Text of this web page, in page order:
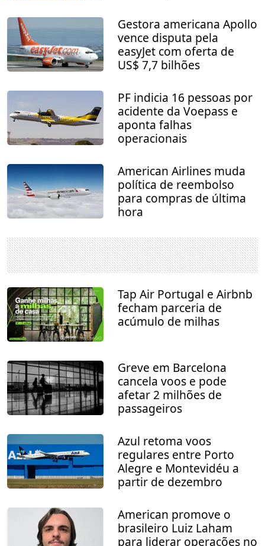
Gestora americana Apollo
vence disputa pela
easyJet com oferta de
US$ 7,7 bilhões
PF indicia 16 pessoas por
acidente da Voepass e
aponta falhas
operacionais
American Airlines muda
política de reembolso
para compras de última
hora
Tap Air Portugal e Airbnb
fecham parceria de
acúmulo de milhas
Greve em Barcelona
cancela voos e pode
afetar 2 milhões de
passageiros
Azul retoma voos
regulares entre Porto
Alegre e Montevidéu a
partir de dezembro
American promove o
brasileiro Luiz Laham
para liderar operações no